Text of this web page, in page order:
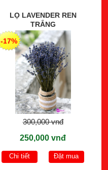
LỌ LAVENDER REN
TRẮNG
-17%
300,000 vnđ
250,000 vnđ
Chi tiết Đặt mua